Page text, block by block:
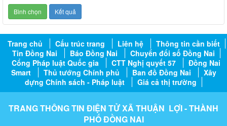
Trang chủ Cấu trúc trang Liên hệ
Thông tin cần biết
Tin Đồng Nai
Báo Đồng Nai
Chuyển đổi số Đồng Nai
Cổng Pháp luật Quốc gia
CTT Nghị quyết 57
Đồng Nai
Smart
Thủ tướng Chính phủ Ban đồ Đồng Nai
Xây
dựng Chính sách - Pháp luật
Giá cả thị trường
TRANG THÔNG TIN ĐIỆN TỬ XÃ THUẬN LỢI - THÀNH
PHỐ ĐỒNG NAI